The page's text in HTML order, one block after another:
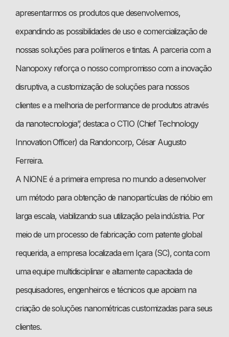
apresentarmos os produtos que desenvolvemos,
expandindo as possibilidades de uso e comercialização de
nossas soluções para polímeros e tintas. A parceria com a
Nanopoxy reforça o nosso compromisso com a inovação
disruptiva, a customização de soluções para nossos
clientes e a melhoria de performance de produtos através
da nanotecnologia”, destaca o CTIO (Chief Technology
Innovation Officer) da Randoncorp, César Augusto
Ferreira.
A NIONE é a primeira empresa no mundo a desenvolver
um método para obtenção de nanopartículas de nióbio em
larga escala, viabilizando sua utilização pela indústria. Por
meio de um processo de fabricação com patente global
requerida, a empresa localizada em Içara (SC), conta com
uma equipe multidisciplinar e altamente capacitada de
pesquisadores, engenheiros e técnicos que apoiam na
criação de soluções nanométricas customizadas para seus
clientes.